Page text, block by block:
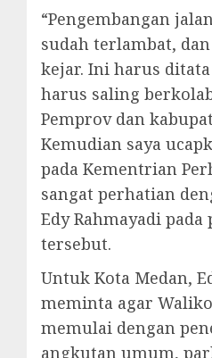
“Pengembangan
sudah terlambat,
kejar. Ini harus
harus saling
Pemprov dan
Kemudian saya
pada Kementrian
sangat perhatian
Edy Rahmayadi pada
tersebut.
Untuk Kota Medan,
meminta agar
memulai dengan
angkutan umum,